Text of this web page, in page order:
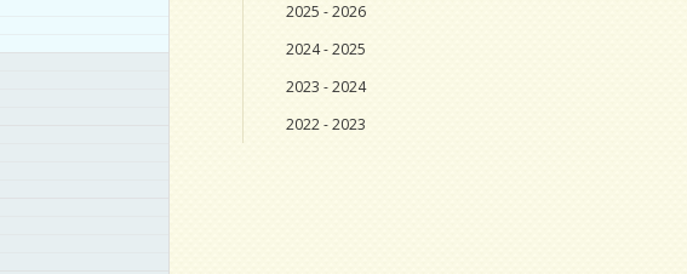
2025 - 2026
2024 - 2025
2023 - 2024
2022 - 2023